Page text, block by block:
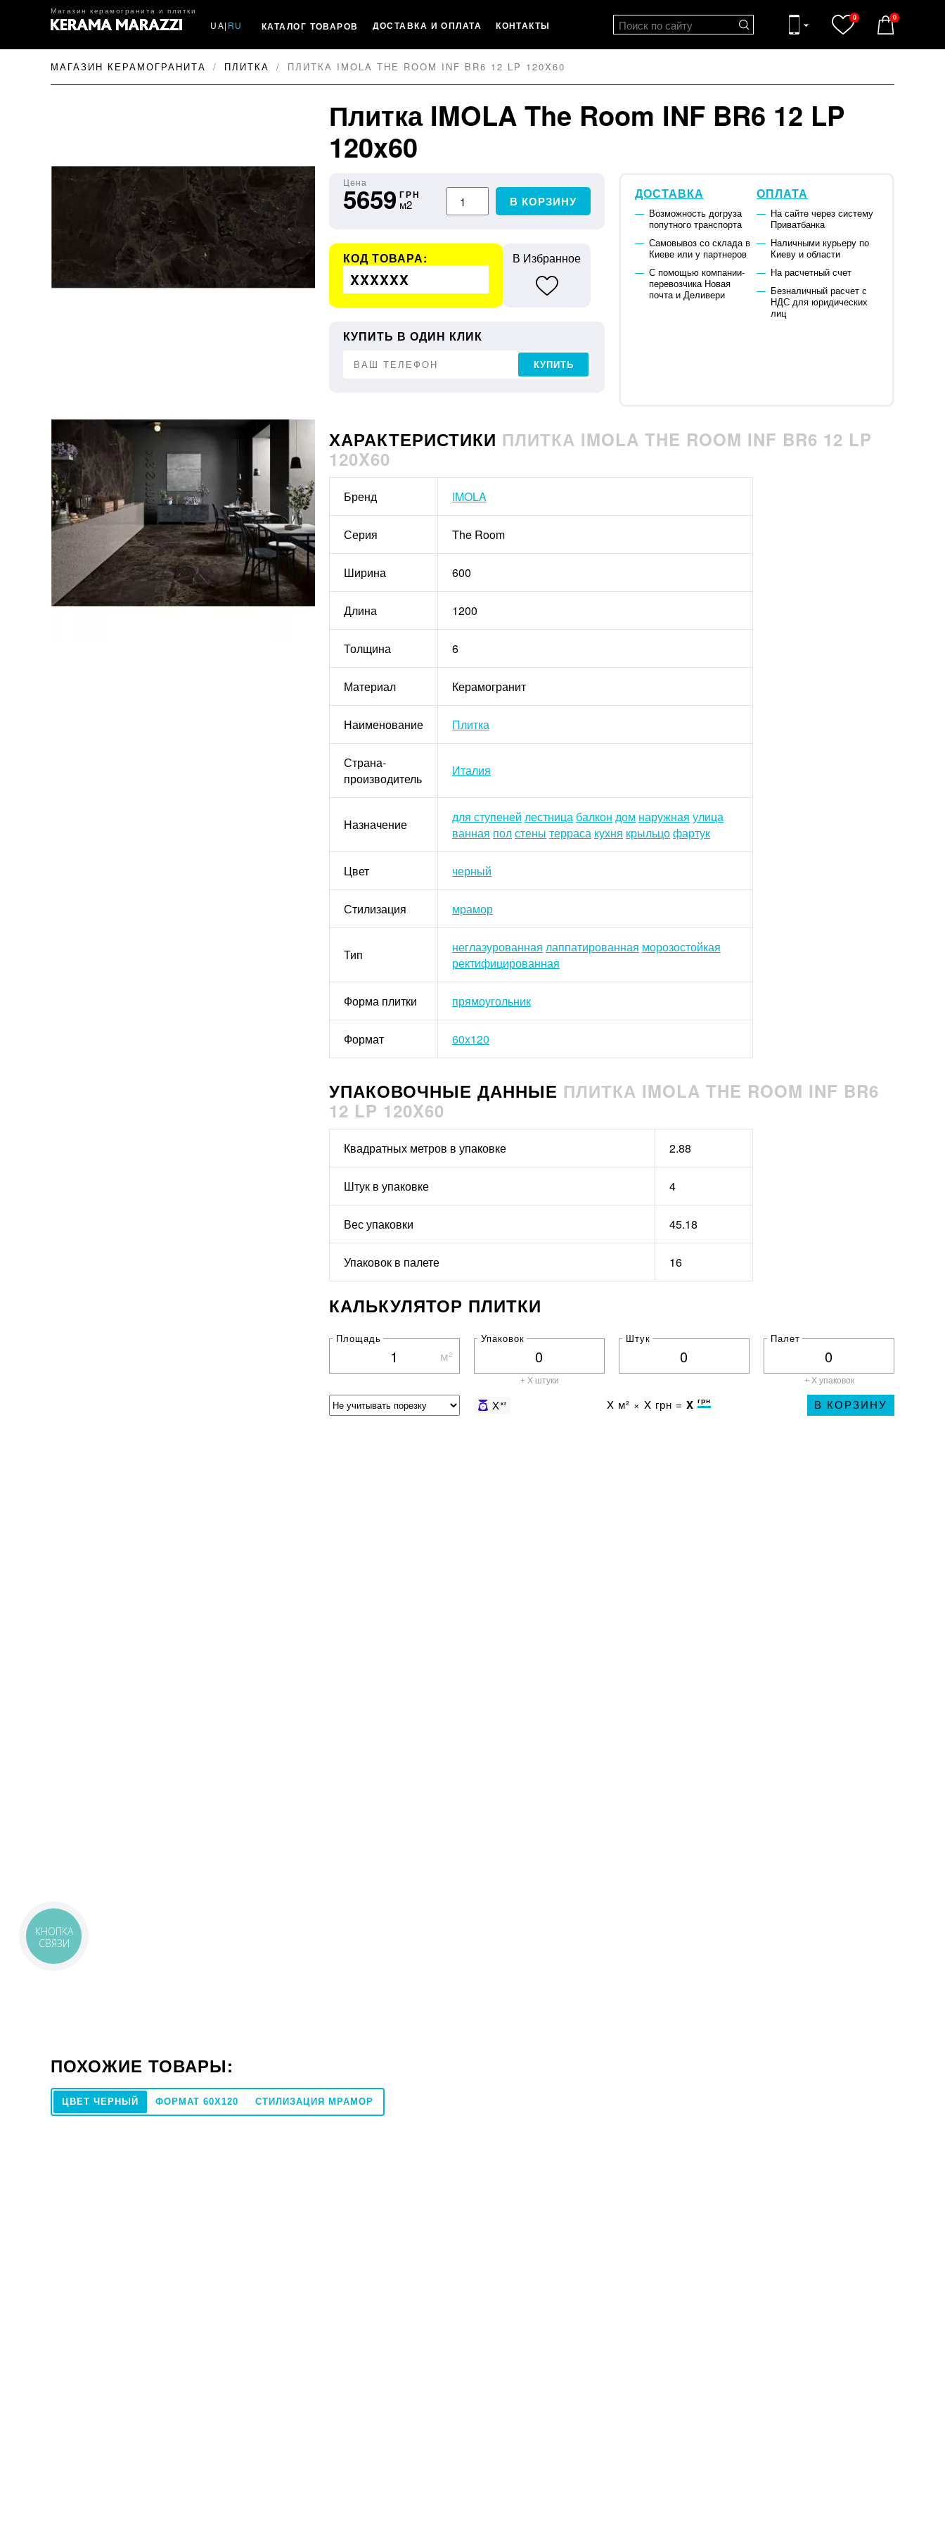
Магазин керамогранита и плитки
UA| RU КАТАЛОГ ТОВАРОВ ДОСТАВКА И ОПЛАТА КОНТАКТЫ
0 0
МАГАЗИН КЕРАМОГРАНИТА ПЛИТКА ПЛИТКА IMOLA THE ROOM INF BR6 12 LP 120X60
Плитка IMOLA The Room INF BR6 12 LP
120x60
Цена
5659 ГРН
м2 В КОРЗИНУ
КОД ТОВАРА:
XXXXXX
В Избранное
КУПИТЬ В ОДИН КЛИК
КУПИТЬ
ДОСТАВКА
Возможность догруза
попутного транспорта
Самовывоз со склада в
Киеве или у партнеров
С помощью компании-
перевозчика Новая
почта и Деливери
ОПЛАТА
На сайте через систему
Приватбанка
Наличными курьеру по
Киеву и области
На расчетный счет
Безналичный расчет с
НДС для юридических
лиц
ХАРАКТЕРИСТИКИ ПЛИТКА IMOLA THE ROOM INF BR6 12 LP
120X60
Бренд IMOLA
Серия The Room
Ширина 600
Длина 1200
Толщина 6
Материал Керамогранит
Наименование Плитка
Страна-
производитель
Италия
Назначение для ступеней лестница балкон дом наружная улица
ванная полстены терраса кухня крыльцофартук
Цвет черный
Стилизация мрамор
Тип неглазурованная лаппатированная морозостойкая
ректифицированная
Форма плитки прямоугольник
Формат 60x120
УПАКОВОЧНЫЕ ДАННЫЕ ПЛИТКА IMOLA THE ROOM INF BR6
12 LP 120X60
Квадратных метров в упаковке 2.88
Штук в упаковке 4
Вес упаковки 45.18
Упаковок в палете 16
КАЛЬКУЛЯТОР ПЛИТКИ
Площадь
м²
Упаковок
+ X штуки
Штук Палет
+ X упаковок
Xкг X м² × X грн = X грн В КОРЗИНУ
ПОХОЖИЕ ТОВАРЫ:
ЦВЕТ ЧЕРНЫЙ ФОРМАТ 60X120 СТИЛИЗАЦИЯ МРАМОР
КНОПКА
СВЯЗИ